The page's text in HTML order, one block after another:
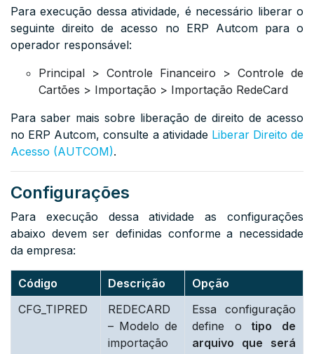
Para execução dessa atividade, é necessário liberar o
seguinte direito de acesso no ERP Autcom para o
operador responsável:
Principal > Controle Financeiro > Controle de
Cartões > Importação > Importação RedeCard
Para saber mais sobre liberação de direito de acesso
no ERP Autcom, consulte a atividade Liberar Direito de
Acesso (AUTCOM).
Configurações
Para execução dessa atividade as configurações
abaixo devem ser definidas conforme a necessidade
da empresa:
Código Descrição
Opção
CFG_TIPRED
REDECARD
– Modelo de
importação
Essa configuração
define o tipo de
arquivo que será